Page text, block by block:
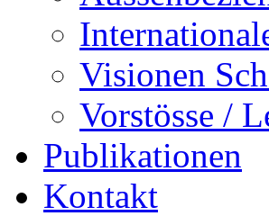
Visionen
Vorstösse /
Publikationen
Kontakt